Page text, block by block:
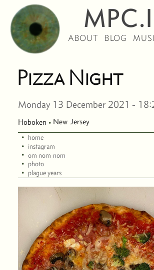
ABOUT BLOG
Pizza Night
Monday 13 December 2021 -
Hoboken ·New Jersey
· home
· instagram
· om nom nom
· photo
· plague years